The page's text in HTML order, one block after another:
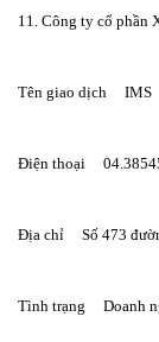
11. Công ty cổ phần
Tên giao dịch     IMS
Điện thoại
Địa chỉ     Số 473
Tình trạng     Doanh